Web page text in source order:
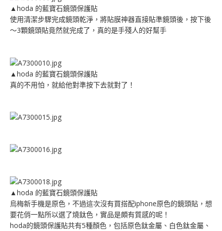
▲hoda 的藍寶石鏡頭保護貼
使用清潔步驟完成鏡頭乾淨，將貼膜神器直接貼準鏡頭後，按下後
～3顆鏡頭貼竟然就完成了，真的是手殘人的好幫手
▲hoda 的藍寶石鏡頭保護貼
真的不用怕，就給他對準按下去就對了！
▲hoda 的藍寶石鏡頭保護貼
烏梅新手機是原色，不過這次沒有買搭配iphone原色的鏡頭貼，想
要花俏一點所以選了燒鈦色，實品是頗有質感的呢！
hoda的鏡頭保護貼共有5種顏色，包括原色鈦金屬、白色鈦金屬、